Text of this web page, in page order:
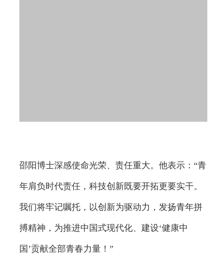
邵阳博士深感使命光荣、责任重大。他表示：“青
年肩负时代责任，科技创新既要开拓更要实干。
我们将牢记嘱托，以创新为驱动力，发扬青年拼
搏精神，为推进中国式现代化、建设‘健康中
国’贡献全部青春力量！”